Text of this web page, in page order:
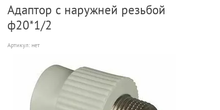
Адаптор с наружней резьбой
ф20*1/2
Артикул: нет